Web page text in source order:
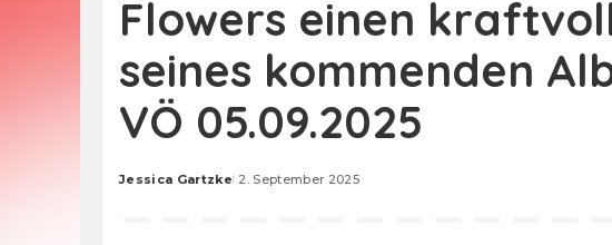
Flowers einen
seines kommenden
VÖ 05.09.2025
Posted
Jessica Gartzke 2. September 2025